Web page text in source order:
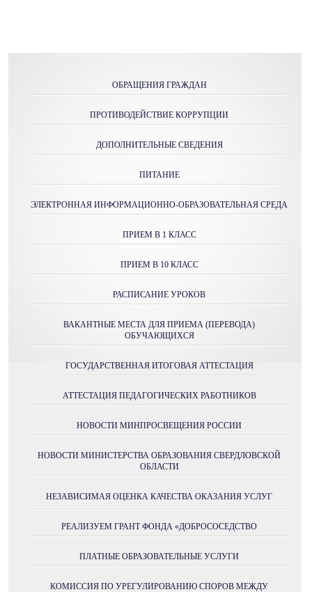
ОБРАЩЕНИЯ ГРАЖДАН
ПРОТИВОДЕЙСТВИЕ КОРРУПЦИИ
ДОПОЛНИТЕЛЬНЫЕ СВЕДЕНИЯ
ПИТАНИЕ
ЭЛЕКТРОННАЯ ИНФОРМАЦИОННО-ОБРАЗОВАТЕЛЬНАЯ СРЕДА
ПРИЕМ В 1 КЛАСС
ПРИЕМ В 10 КЛАСС
РАСПИСАНИЕ УРОКОВ
ВАКАНТНЫЕ МЕСТА ДЛЯ ПРИЕМА (ПЕРЕВОДА)
ОБУЧАЮЩИХСЯ
ГОСУДАРСТВЕННАЯ ИТОГОВАЯ АТТЕСТАЦИЯ
АТТЕСТАЦИЯ ПЕДАГОГИЧЕСКИХ РАБОТНИКОВ
НОВОСТИ МИНПРОСВЕЩЕНИЯ РОССИИ
НОВОСТИ МИНИСТЕРСТВА ОБРАЗОВАНИЯ СВЕРДЛОВСКОЙ
ОБЛАСТИ
НЕЗАВИСИМАЯ ОЦЕНКА КАЧЕСТВА ОКАЗАНИЯ УСЛУГ
РЕАЛИЗУЕМ ГРАНТ ФОНДА «ДОБРОСОСЕДСТВО
ПЛАТНЫЕ ОБРАЗОВАТЕЛЬНЫЕ УСЛУГИ
КОМИССИЯ ПО УРЕГУЛИРОВАНИЮ СПОРОВ МЕЖДУ